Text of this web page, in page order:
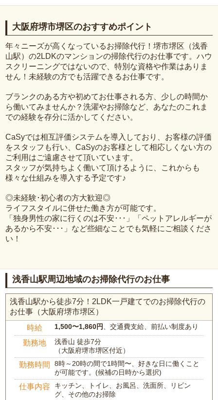
大阪府堺市堺区のおすすめポイント
年々ニーズが高くなっているお掃除代行！堺市堺区（浅香
山駅）の2LDKのマンションの掃除代行のお仕事です。ハウ
スクリーニングではないので、特別な資格や作業はありま
せん！未経験の方でも活躍できるお仕事です。
ブランクのある方や初めてお仕事される方、少しの時間か
ら働いてみませんか？洗濯やお掃除など、あなたのこれま
での経験を存分に活かしてください。
CaSyでは相互評価システムを導入しており、お客様の評価
をスタッフも行い、CaSyのお客様として相応しくない方の
ご利用はご遠慮させて頂いています。
スタッフが気持ちよく働いて頂けるように、これからも
様々な仕組みを導入する予定です♪
◎未経験･初心者の方大歓迎◎
ライフスタイルに併せた働き方が可能です。
「独身男性の家に行くのは不安･･･」「ペットアレルギーが
あるから不安･･･」など些細なことでも気軽にご相談くださ
い！
浅香山駅周辺地域のお掃除代行のお仕事
浅香山駅から徒歩7分！2LDK一戸建てでのお掃除代行の
お仕事（大阪府堺市堺区）
時給 1,500〜1,860円、交通費支給、前払い制度あり
勤務地
浅香山 徒歩7分
（大阪府堺市堺区付近）
勤務時間
8時～20時の間で1時間〜、好きな日に働くこと
が可能です。(候補の日時から選択)
仕事内容
キッチン、トイレ、お風呂、洗面所、リビン
グ、その他のお掃除